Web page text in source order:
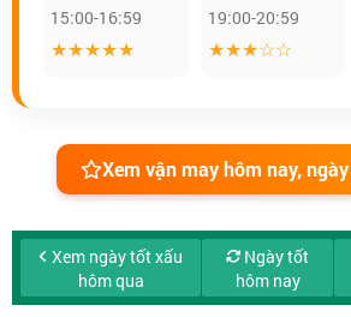
15:00-16:59
★★★★★
19:00-20:59
★★★☆☆
Xem vận may hôm nay,
Xem ngày tốt xấu
hôm qua
Ngày tốt
hôm nay